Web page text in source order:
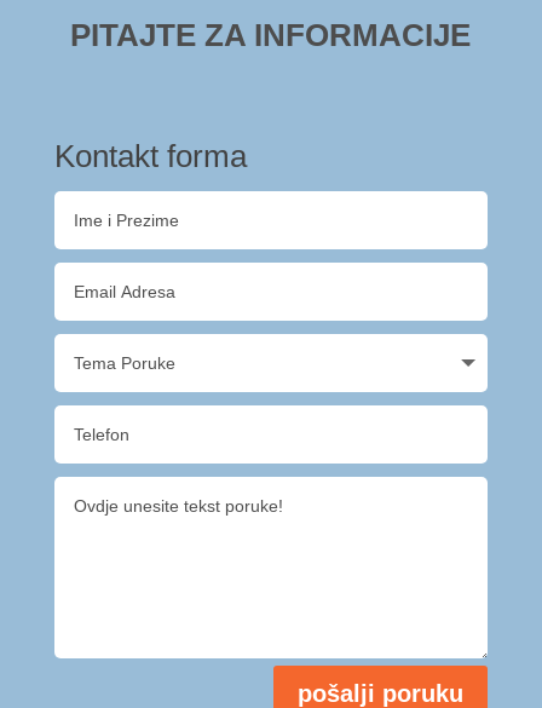
PITAJTE ZA INFORMACIJE
Kontakt forma
pošalji poruku